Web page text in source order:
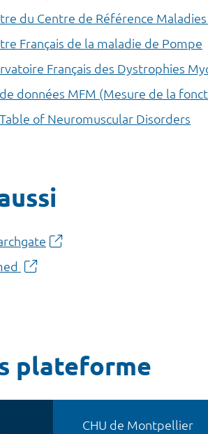
du Centre de Référence
Français de la maladie de Pompe
Français des Dystrophies
données MFM (Mesure de la
of Neuromuscular Disorders
plateforme
CHU de Montpellier